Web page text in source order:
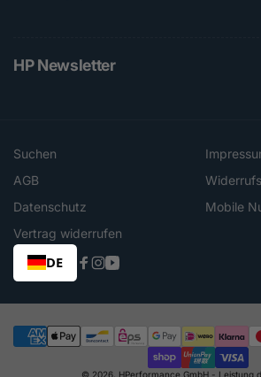
HP Newsletter
Suchen
AGB
Datenschutz
Mobile
Vertrag widerrufen
DE
Facebook
Instagram
YouTube
© 2026, HPerformance GmbH - Leistung